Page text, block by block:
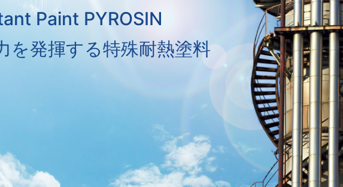
Paint PYROSIN
を発揮する特殊耐熱塗料